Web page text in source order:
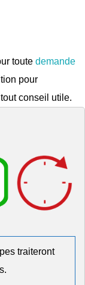
toute demande
pour
conseil utile.
traiteront